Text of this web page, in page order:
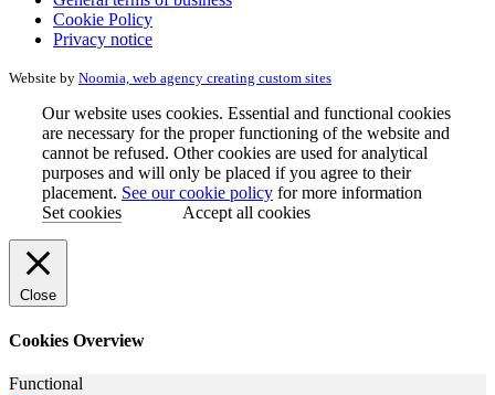
Cookie Policy
Privacy notice
Website by Noomia, web agency creating custom sites
Our website uses cookies. Essential and functional cookies
are necessary for the proper functioning of the website and
cannot be refused. Other cookies are used for analytical
purposes and will only be placed if you agree to their
placement. See our cookie policy for more information
Set cookies
Accept all cookies
Close
Cookies Overview
Functional